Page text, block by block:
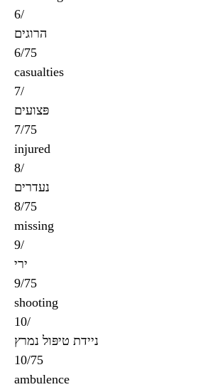
6/
הרוגים
6/75
casualties
7/
פּצועים
7/75
injured
8/
נעדרים
8/75
missing
9/
ירי
9/75
shooting
10/
ניידת טיפּול נמרץ
10/75
ambulence